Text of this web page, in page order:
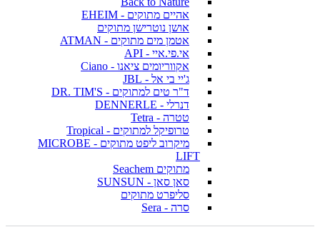
אהיים מתוקים - EHEIM
אושן נוטרישן מתוקים
אטמן מים מתוקים - ATMAN
אי.פי.איי - API
אקווריומים ציאנו - Ciano
ג'יי בי אל - JBL
ד"ר טים למתוקים - DR. TIM'S
דנרלי - DENNERLE
טטרה - Tetra
טרופיקל למתוקים - Tropical
מיקרוב ליפט מתוקים - MICROBE
LIFT
מתוקים Seachem
סאן סאן - SUNSUN
סליפרט מתוקים
סרה - Sera